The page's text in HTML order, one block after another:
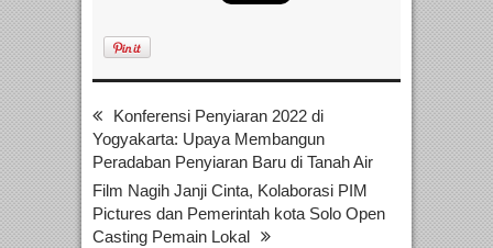
Konferensi Penyiaran 2022 di
Yogyakarta: Upaya Membangun
Peradaban Penyiaran Baru di Tanah Air
Film Nagih Janji Cinta, Kolaborasi PIM
Pictures dan Pemerintah kota Solo Open
Casting Pemain Lokal